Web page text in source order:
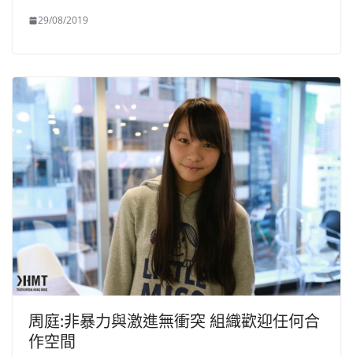
29/08/2019
周庭:非暴力與激進無衝突 組織歡迎任何合
作空間